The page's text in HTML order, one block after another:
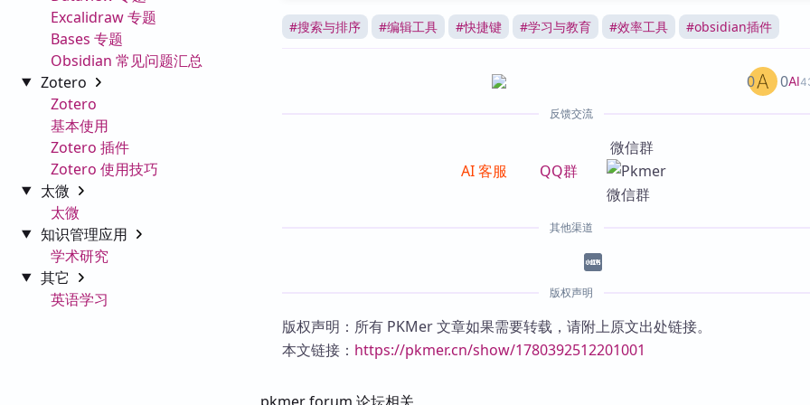
Excalidraw 专题
Bases 专题
Obsidian 常见问题汇总
Zotero
Zotero
基本使用
Zotero 插件
Zotero 使用技巧
太微
太微
知识管理应用
学术研究
其它
英语学习
#搜索与排序 #编辑工具 #快捷键 #学习与教育 #效率工具 #obsidian插件
AI
0 0
反馈交流
AI 客服 QQ群
微信群
其他渠道
版权声明
版权声明：所有 PKMer 文章如果需要转载，请附上原文出处链接。
本文链接： https://pkmer.cn/show/1780392512201001